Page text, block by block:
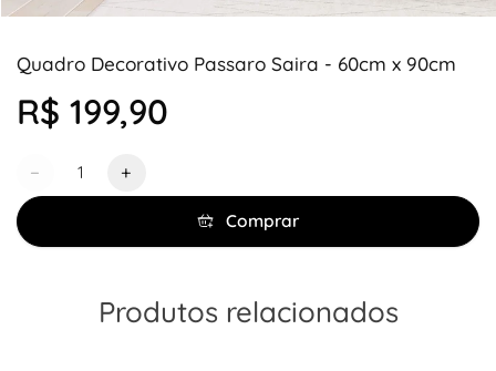
Quadro Decorativo Passaro Saira - 60cm x 90cm
R$ 199,90
− +
Comprar
Produtos relacionados